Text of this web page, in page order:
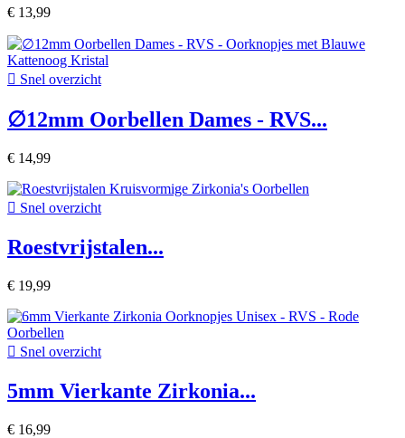
€ 13,99
 Snel overzicht
∅12mm Oorbellen Dames - RVS...
€ 14,99
 Snel overzicht
Roestvrijstalen...
€ 19,99
 Snel overzicht
5mm Vierkante Zirkonia...
€ 16,99